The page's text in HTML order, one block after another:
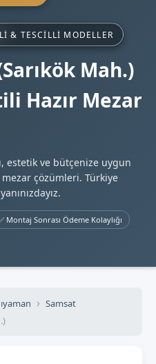
& TESCILLI MODELLER
Mah.)
Hazır Mezar
estetik ve bütçenize uygun
çözümleri. Türkiye
Montaj Sonrası Ödeme Kolaylığı
Samsat